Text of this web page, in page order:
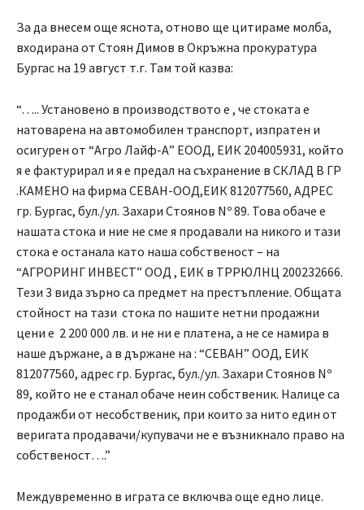
За да внесем още яснота, отново ще цитираме молба,
входирана от Стоян Димов в Окръжна прокуратура
Бургас на 19 август т.г. Там той казва:
“….. Установено в производството е , че стоката е
натоварена на автомобилен транспорт, изпратен и
осигурен от “Агро Лайф-А” ЕООД, ЕИК 204005931, който
я е фактурирал и я е предал на съхранение в СКЛАД В ГР
.КАМЕНО на фирма СЕВАН-ООД,ЕИК 812077560, АДРЕС
гр. Бургас, бул./ул. Захари Стоянов Nº 89. Това обаче е
нашата стока и ние не сме я продавали на никого и тази
стока е останала като наша собственост – на
“АГРОРИНГ ИНВЕСТ” ООД , ЕИК в ТРРЮЛНЦ 200232666.
Тези 3 вида зърно са предмет на престъпление. Общата
стойност на тази стока по нашите нетни продажни
цени е 2 200 000 лв. и не ни е платена, а не се намира в
наше държане, а в държане на : “СЕВАН” ООД, ЕИК
812077560, адрес гр. Бургас, бул./ул. Захари Стоянов Nº
89, който не е станал обаче неин собственик. Налице са
продажби от несобственик, при които за нито един от
веригата продавачи/купувачи не е възникнало право на
собственост….”
Междувременно в играта се включва още едно лице.